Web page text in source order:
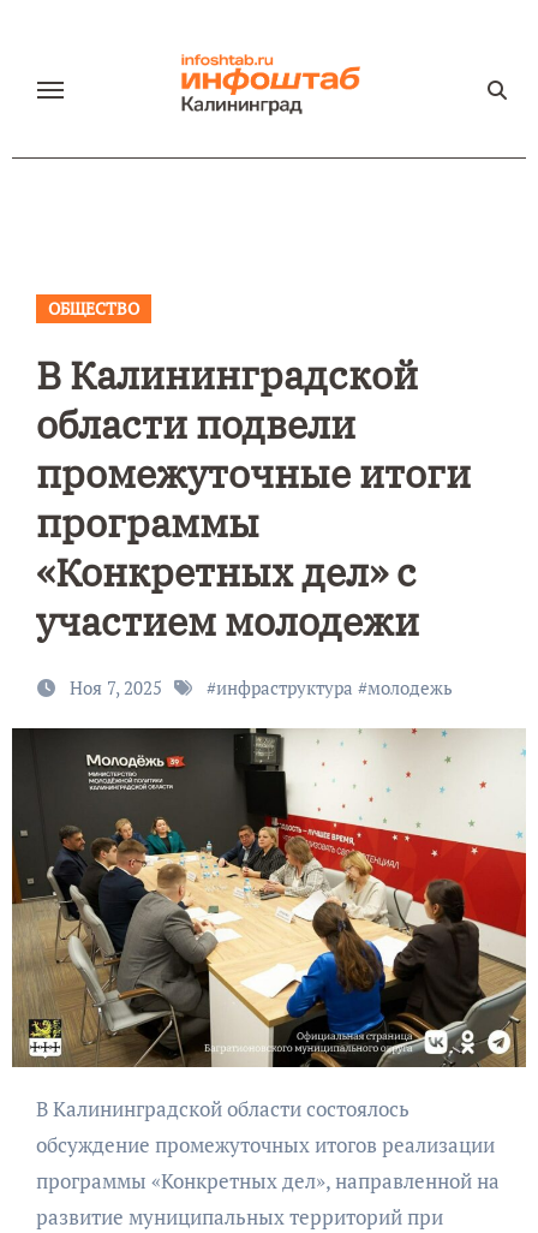
содержанию
ОБЩЕСТВО
В Калининградской
области подвели
промежуточные итоги
программы
«Конкретных дел» с
участием молодежи
Ноя 7, 2025 #инфраструктура #молодежь
В Калининградской области состоялось
обсуждение промежуточных итогов реализации
программы «Конкретных дел», направленной на
развитие муниципальных территорий при